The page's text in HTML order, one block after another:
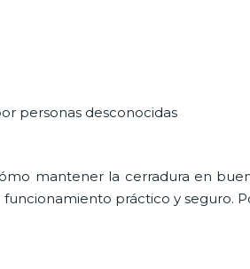
personas desconocidas
mantener la cerradura en
práctico y seguro.